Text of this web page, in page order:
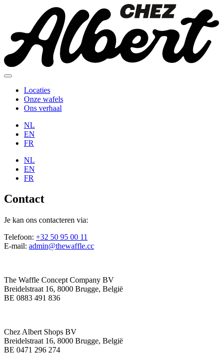
Locaties
Onze wafels
Ons verhaal
NL
EN
FR
NL
EN
FR
Contact
Je kan ons contacteren via:
Telefoon: +32 50 95 00 11
E-mail: admin@thewaffle.cc
The Waffle Concept Company BV
Breidelstraat 16, 8000 Brugge, België
BE 0883 491 836
Chez Albert Shops BV
Breidelstraat 16, 8000 Brugge, België
BE 0471 296 274